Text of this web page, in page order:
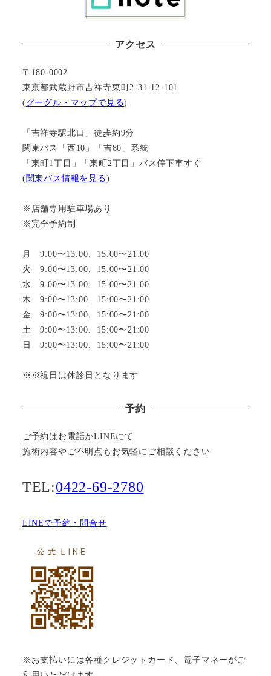
アクセス
〒180-0002
東京都武蔵野市吉祥寺東町2-31-12-101
(グーグル・マップで見る)
「吉祥寺駅北口」徒歩約9分
関東バス「西10」「吉80」系統
「東町1丁目」「東町2丁目」バス停下車すぐ
(関東バス情報を見る)
※店舗専用駐車場あり
※完全予約制
月 9:00〜13:00、15:00〜21:00
火 9:00〜13:00、15:00〜21:00
水 9:00〜13:00、15:00〜21:00
木 9:00〜13:00、15:00〜21:00
金 9:00〜13:00、15:00〜21:00
土 9:00〜13:00、15:00〜21:00
日 9:00〜13:00、15:00〜21:00
※※祝日は休診日となります
予約
ご予約はお電話かLINEにて
施術内容やご不明点もお気軽にご相談ください
TEL:0422-69-2780
LINEで予約・問合せ
※お支払いには各種クレジットカード、電子マネーがご